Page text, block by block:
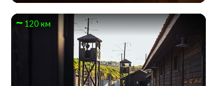
120 км